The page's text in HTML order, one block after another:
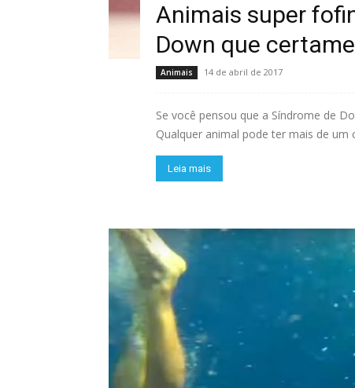
Animais super
Down que
Animais 14 de abril de 2017
Se você pensou que a Síndrome de
Qualquer animal pode ter mais de
Leia mais